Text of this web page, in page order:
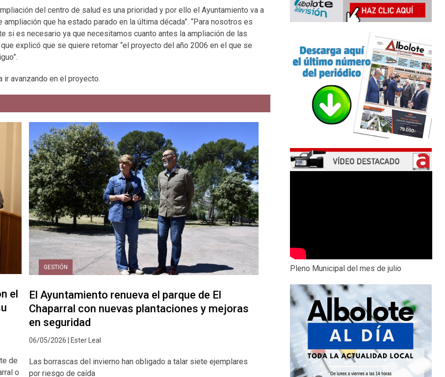
del centro de salud es una prioridad y por ello el Ayuntamiento va a
que ha estado parado en la última década”. “Para nosotros es
si es necesario ya que necesitamos cuanto antes la ampliación de las
explicó que se quiere retomar “el proyecto del año 2006 en el que se
avanzando en el proyecto.
el
de
o
GESTIÓN
El Ayuntamiento renueva el parque de El
Chaparral con nuevas plantaciones y mejoras
en seguridad
06/05/2026 | Ester Leal
Las borrascas del invierno han obligado a talar siete ejemplares
por riesgo de caída
Pleno Municipal del mes de julio